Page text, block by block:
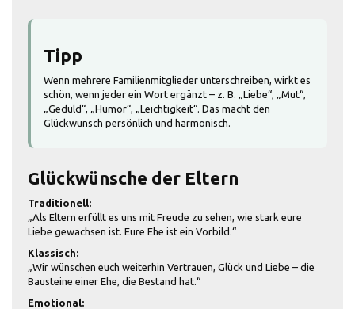
Tipp
Wenn mehrere Familienmitglieder unterschreiben, wirkt es
schön, wenn jeder ein Wort ergänzt – z. B. „Liebe“, „Mut“,
„Geduld“, „Humor“, „Leichtigkeit“. Das macht den
Glückwunsch persönlich und harmonisch.
Glückwünsche der Eltern
Traditionell:
„Als Eltern erfüllt es uns mit Freude zu sehen, wie stark eure
Liebe gewachsen ist. Eure Ehe ist ein Vorbild.“
Klassisch:
„Wir wünschen euch weiterhin Vertrauen, Glück und Liebe – die
Bausteine einer Ehe, die Bestand hat.“
Emotional: